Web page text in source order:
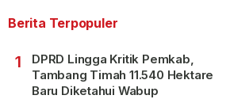
Berita Terpopuler
1
DPRD Lingga Kritik Pemkab,
Tambang Timah 11.540 Hektare
Baru Diketahui Wabup